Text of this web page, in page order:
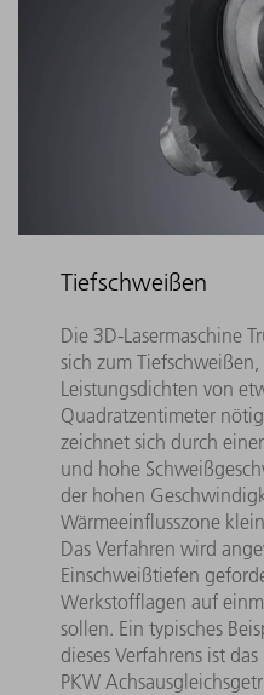
Tiefschweißen
Die 3D-Lasermaschine
sich zum
Leistungsdichten von
Quadratzentimeter
zeichnet sich durch
und hohe
der hohen
Wärmeeinflusszone
Das Verfahren wird
Einschweißtiefen
Werkstofflagen auf
sollen. Ein typisches
dieses Verfahrens ist
PKW